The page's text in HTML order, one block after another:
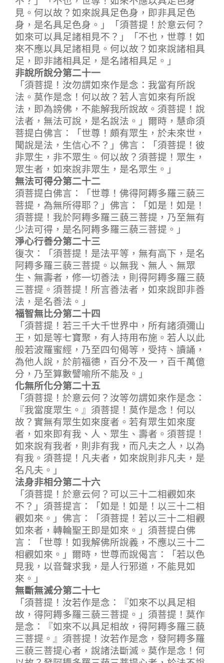
見。何以故？如來說具足色身，即非具足色
身，是名具足色身。」「須菩提！於意云何？
如來可以具足諸相見不？」「不也，世尊！如
來不應以具足諸相見。何以故？如來說諸相具
足，即非諸相具足，是名諸相具足。」
非說所說分第二十一
「須菩提！汝勿謂如來作是念：我當有所說
法。莫作是念！何以故？若人言如來有所說
法，即為謗佛，不能解我所說故。須菩提！說
法者，無法可說，是名說法。」爾時，慧命須
菩提白佛言：「世尊！頗有眾生，於未來世，
聞說是法，生信心不？」佛言：「須菩提！彼
非眾生，非不眾生。何以故？須菩提！眾生，
眾生者，如來說非眾生，是名眾生。」
無法可得分第二十二
須菩提白佛言：「世尊！佛得阿耨多羅三藐三
菩提，為無所得耶？」佛言：「如是！如是！
須菩提！我於阿耨多羅三藐三菩提，乃至無有
少法可得，是名阿耨多羅三藐三菩提。」
淨心行善分第二十三
復次：「須菩提！是法平等，無有高下，是名
阿耨多羅三藐三菩提。以無我、無人、無眾
生、無壽者，修一切善法，則得阿耨多羅三藐
三菩提。須菩提！所言善法者，如來說即非善
法，是名善法。」
福智無比分第二十四
「須菩提！若三千大千世界中，所有諸須彌山
王，如是等七寶聚，有人持用布施。若人以此
般若波羅蜜經，乃至四句偈等，受持、讀誦，
為他人說，於前福德，百分不及一，百千萬億
分，乃至算數譬喻所不能及。」
化無所化分第二十五
「須菩提！於意云何？汝等勿謂如來作是念：
『我當度眾生。』須菩提！莫作是念！何以
故？實無有眾生如來度者。若有眾生如來度
者，如來即有我、人、眾生、壽者。須菩提！
如來說有我者，則非有我，而凡夫之人，以為
有我。須菩提！凡夫者，如來說則非凡夫，是
名凡夫。」
法身非相分第二十六
「須菩提！於意云何？可以三十二相觀如來
不？」須菩提言：「如是！如是！以三十二相
觀如來。」佛言：「須菩提！若以三十二相觀
如來者，轉輪聖王即是如來。」須菩提白佛
言：「世尊！如我解佛所說義，不應以三十二
相觀如來。」爾時，世尊而說偈言：「若以色
見我，以音聲求我，是人行邪道，不能見如
來。」
無斷無滅分第二十七
「須菩提！汝若作是念：『如來不以具足相
故，得阿耨多羅三藐三菩提。」須菩提！莫作
是念：『如來不以具足相故，得阿耨多羅三藐
三菩提。』須菩提！汝若作是念，發阿耨多羅
三藐三菩提心者，說諸法斷滅。莫作是念！何